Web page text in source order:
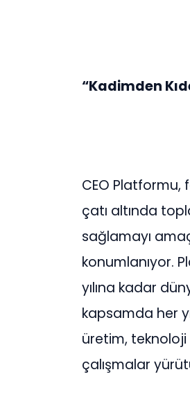
“Kadimden
CEO Platformu,
çatı altında
sağlamayı
konumlanıyor.
yılına kadar
kapsamda her
üretim, teknoloji
çalışmalar